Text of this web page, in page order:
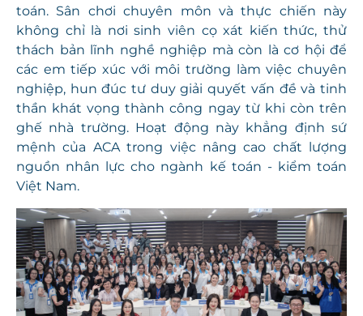
toán. Sân chơi chuyên môn và thực chiến này
không chỉ là nơi sinh viên cọ xát kiến thức, thử
thách bản lĩnh nghề nghiệp mà còn là cơ hội để
các em tiếp xúc với môi trường làm việc chuyên
nghiệp, hun đúc tư duy giải quyết vấn đề và tinh
thần khát vọng thành công ngay từ khi còn trên
ghế nhà trường. Hoạt động này khẳng định sứ
mệnh của ACA trong việc nâng cao chất lượng
nguồn nhân lực cho ngành kế toán - kiểm toán
Việt Nam.